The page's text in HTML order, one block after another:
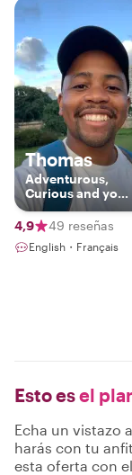
Thomas
Adventurous,
Curious and your
Gateway to Paris
4,9
49 reseñas
English・Français
Esto esel
Echa un vistazo
harás con tu
esta oferta con